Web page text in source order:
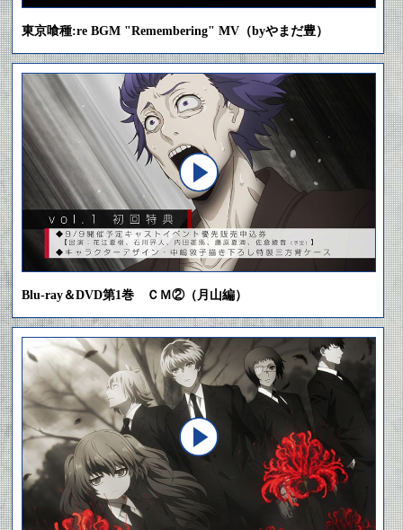
東京喰種:re BGM "Remembering" MV（byやまだ豊）
Blu-ray＆DVD第1巻 ＣＭ②（月山編）